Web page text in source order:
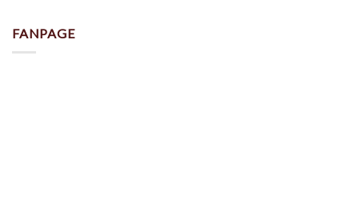
FANPAGE